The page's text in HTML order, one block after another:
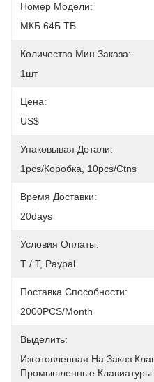
Номер Модели:
МКБ 64Б ТБ
Количество Мин Заказа:
1шт
Цена:
US$
Упаковывая Детали:
1pcs/коробка, 10pcs/ctns
Время Доставки:
20days
Условия Оплаты:
T / T, Paypal
Поставка Способности:
2000PCS/month
Выделить:
Изготовленная На Заказ
Промышленные Клавиатуры